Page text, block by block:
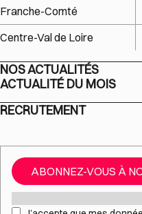
Franche-Comté
Centre-Val de Loire
NOS ACTUALITÉS
ACTUALITÉ DU MOIS
RECRUTEMENT
ABONNEZ-VOUS À
RGPD*